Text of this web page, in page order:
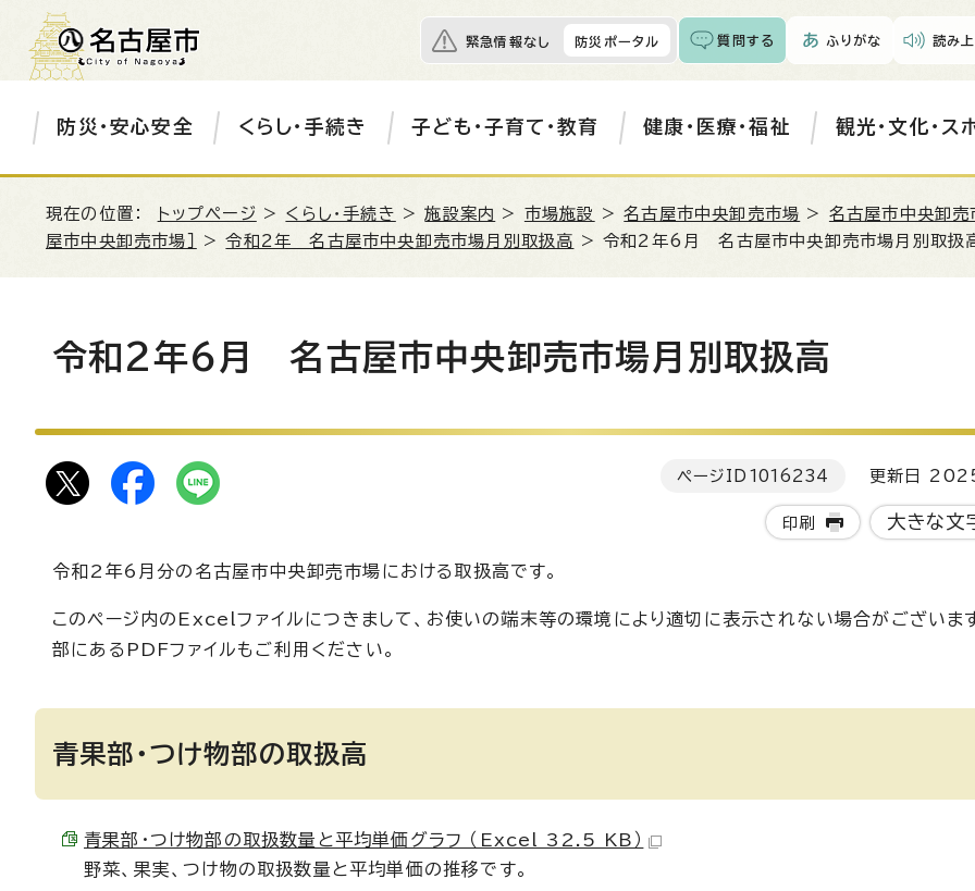
緊急情報なし 防災ポータル 質問する ふりがな 読み
防災・安心安全 くらし・手続き 子ども・子育て・教育 健康・医療・福祉 観光・文化・ス
現在の位置： トップページ > くらし・手続き >施設案内 > 市場施設 >名古屋市中央卸売市場 > 名古屋市中央卸売
屋市中央卸売市場］
>令和2年 名古屋市中央卸売市場月別取扱高 > 令和2年6月 名古屋市中央卸売市場月別取扱
令和2年6月 名古屋市中央卸売市場月別取扱高
ページID 1016234 更新日
印刷 大きな文
令和2年6月分の名古屋市中央卸売市場における取扱高です。
このページ内のExcelファイルにつきまして、お使いの端末等の環境により適切に表示されない場合がございま
部にあるPDFファイルもご利用ください。
青果部・つけ物部の取扱高
青果部・つけ物部の取扱数量と平均単価グラフ （Excel 32.5 KB）
野菜、果実、つけ物の取扱数量と平均単価の推移です。